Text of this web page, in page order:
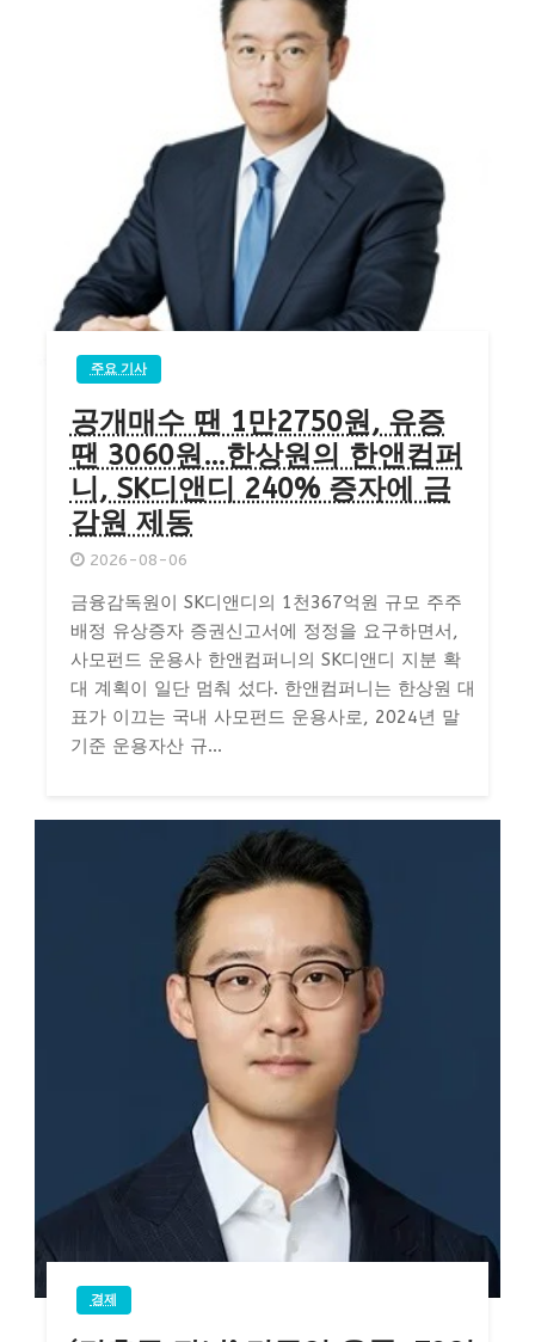
주요 기사
공개매수 땐 1만2750원, 유증
땐 3060원…한상원의 한앤컴퍼
니, SK디앤디 240% 증자에 금
감원 제동
2026-08-06
금융감독원이 SK디앤디의 1천367억원 규모 주주
배정 유상증자 증권신고서에 정정을 요구하면서,
사모펀드 운용사 한앤컴퍼니의 SK디앤디 지분 확
대 계획이 일단 멈춰 섰다. 한앤컴퍼니는 한상원 대
표가 이끄는 국내 사모펀드 운용사로, 2024년 말
기준 운용자산 규...
경제